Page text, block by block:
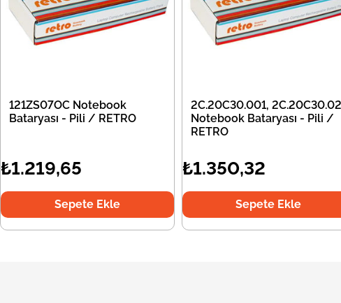
121ZS07OC Notebook
Bataryası - Pili / RETRO
₺1.219,65
Sepete Ekle
2C.20C30.001,
Notebook Bataryası - Pili /
RETRO
₺1.350,32
Sepete Ekle